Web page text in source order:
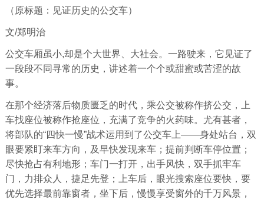
（原标题：见证历史的公交车）
文/郑明治
公交车厢虽小,却是个大世界、大社会。一路驶来，它见证了
一段段不同寻常的历史，讲述着一个个或甜蜜或苦涩的故
事。
在那个经济落后物质匮乏的时代，乘公交被称作挤公交，上
车找座位被称作抢座位，充满了竞争的火药味。尤有甚者，
将部队的“四快一慢”战术运用到了公交车上——身处站台，双
眼要紧盯来车方向，及早快发现来车；提前判断车停位置；
尽快抢占有利地形；车门一打开，出手风快，双手抓牢车
门，力排众人，捷足先登；上车后，眼光搜索座位要快，要
优先选择最前靠窗者，坐下后，慢慢享受窗外的千万风景，